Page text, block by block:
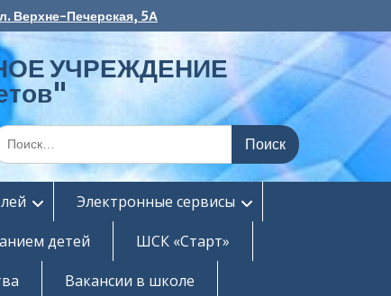
Верхне-Печерская, 5А
УЧРЕЖДЕНИЕ
Электронные сервисы
детей
ШСК «Старт»
Вакансии в школе